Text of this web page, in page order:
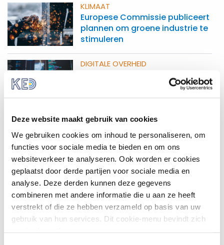
Deze website maakt gebruik van cookies
We gebruiken cookies om inhoud te personaliseren, om
functies voor sociale media te bieden en om ons
websiteverkeer te analyseren. Ook worden er cookies
geplaatst door derde partijen voor sociale media en
analyse. Deze derden kunnen deze gegevens
combineren met andere informatie die u aan ze heeft
verstrekt of die ze hebben verzameld op basis van uw
gebruik van hun services. Dit cookie-menu bevindt zich
KLIMAAT
Europese Commissie publiceert
plannen om groene industrie te
stimuleren
DIGITALE OVERHEID
EUROPESE UNIE
Pre­ju­di­ciële vra­gen gesteld
over Ne­der­lands in­bur­ge­
rings­stel­sel
VRIJ VERKEER
30 jaar interne markt
DIGITALE OVERHEID